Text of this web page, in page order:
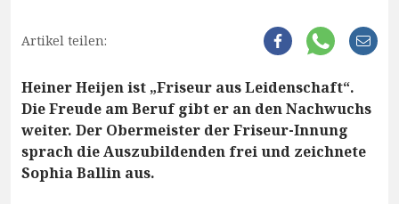
Artikel teilen:
Heiner Heijen ist „Friseur aus Leidenschaft“.
Die Freude am Beruf gibt er an den Nachwuchs
weiter. Der Obermeister der Friseur-Innung
sprach die Auszubildenden frei und zeichnete
Sophia Ballin aus.